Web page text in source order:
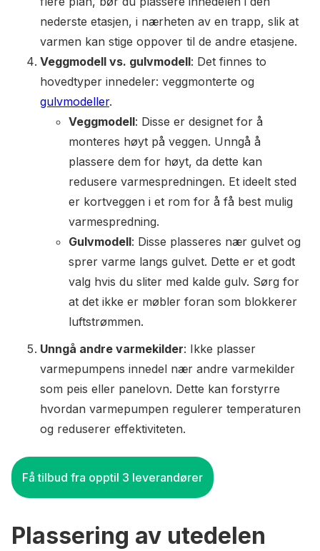
nederste etasjen, i nærheten av en trapp, slik at
varmen kan stige oppover til de andre etasjene.
Veggmodell vs. gulvmodell: Det finnes to
hovedtyper innedeler: veggmonterte og
gulvmodeller.
Veggmodell: Disse er designet for å
monteres høyt på veggen. Unngå å
plassere dem for høyt, da dette kan
redusere varmespredningen. Et ideelt sted
er kortveggen i et rom for å få best mulig
varmespredning.
Gulvmodell: Disse plasseres nær gulvet og
sprer varme langs gulvet. Dette er et godt
valg hvis du sliter med kalde gulv. Sørg for
at det ikke er møbler foran som blokkerer
luftstrømmen.
Unngå andre varmekilder: Ikke plasser
varmepumpens innedel nær andre varmekilder
som peis eller panelovn. Dette kan forstyrre
hvordan varmepumpen regulerer temperaturen
og reduserer effektiviteten.
Få tilbud fra opptil 3 leverandører
Plassering av utedelen